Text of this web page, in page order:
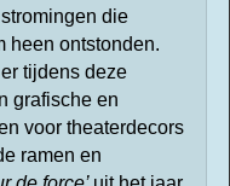
die
heen ontstonden.
tijdens deze
grafische en
voor theaterdecors
ramen en